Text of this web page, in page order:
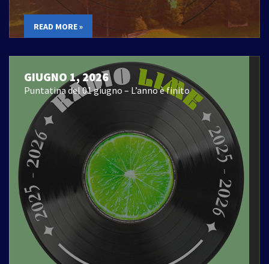
READ MORE »
GIUGNO 1, 2026
Puntatina del 01 giugno – L’anno è finito